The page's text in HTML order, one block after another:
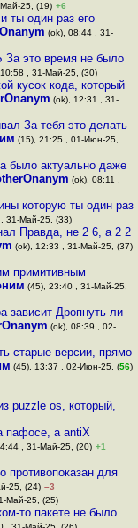
25, (19) +6
ты один раз его
(ok), 08:44 , 31-
это время не было
, 31-Май-25, (30)
кусок кода, который
(ok), 12:31 , 31-
За тебя это делать
(15), 21:25 , 01-Июн-25,
было актуально даже
(ok), 08:11 ,
которую ты один раз
, 31-Май-25, (33)
Правда, не 2 6, а 2 2
(ok), 12:33 , 31-Май-25, (37)
примитивным
(45), 23:40 , 31-Май-25,
зависит Дропнуть ли
(ok), 08:39 , 02-
старые версии, прямо
(45), 13:37 , 02-Июн-25, (56)
puzzle os, который,
пафосе, а antiX
, 31-Май-25, (20) +1
противопоказан для
25, (24) –3
Май-25, (25)
то пакете не было